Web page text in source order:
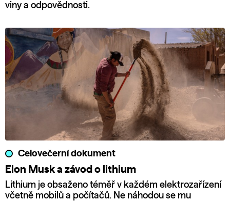
viny a odpovědnosti.
Celovečerní dokument
Elon Musk a závod o lithium
Lithium je obsaženo téměř v každém elektrozařízení
včetně mobilů a počítačů. Ne náhodou se mu